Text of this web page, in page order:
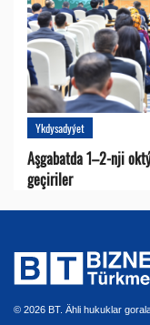
Ykdysadyýet
Aşgabatda 1–2-nji
geçiriler
© 2026 BT. Ähli hukuklar